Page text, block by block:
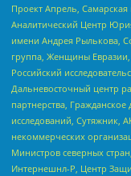
Проект Апрель,
Аналитический Центр
имени Андрея Рылькова,
группа, Женщины Евразии,
Российский
Дальневосточный центр
партнерства,
исследований,
некоммерческих
Министров северных
Интернешнл-Р, Центр